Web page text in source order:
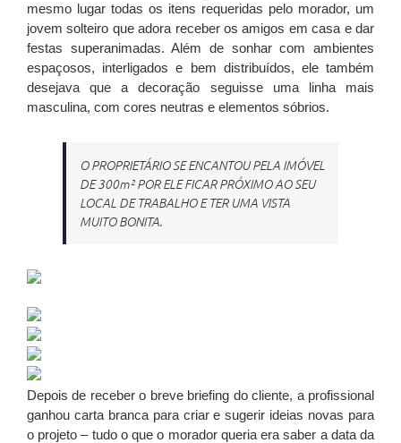
mesmo lugar todas os itens requeridas pelo morador, um
jovem solteiro que adora receber os amigos em casa e dar
festas superanimadas. Além de sonhar com ambientes
espaçosos, interligados e bem distribuídos, ele também
desejava que a decoração seguisse uma linha mais
masculina, com cores neutras e elementos sóbrios.
O PROPRIETÁRIO SE ENCANTOU PELA IMÓVEL
DE 300m² POR ELE FICAR PRÓXIMO AO SEU
LOCAL DE TRABALHO E TER UMA VISTA
MUITO BONITA.
Depois de receber o breve briefing do cliente, a profissional
ganhou carta branca para criar e sugerir ideias novas para
o projeto – tudo o que o morador queria era saber a data da